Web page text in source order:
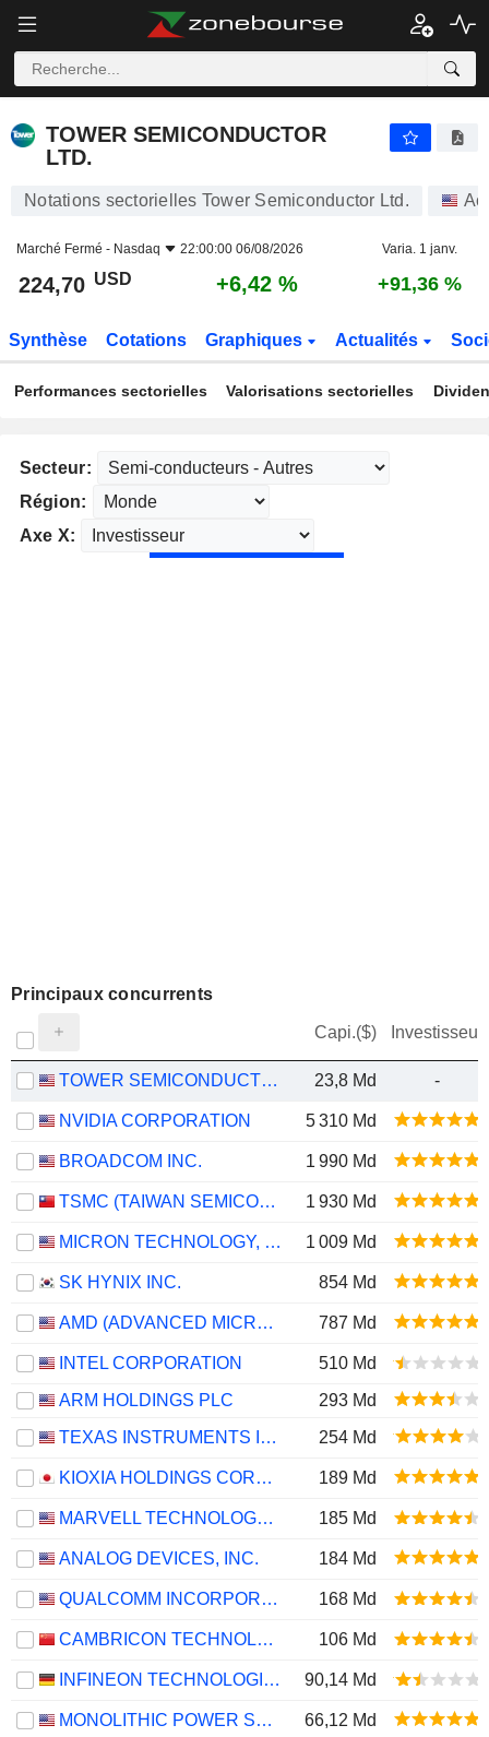
TOWER SEMICONDUCTOR
LTD.
Notations sectorielles Tower Semiconductor Ltd.
Marché Fermé - Nasdaq 22:00:00 06/08/2026 Varia. 1 janv.
224,70 USD +6,42 % +91,36 %
Synthèse Cotations Graphiques Actualités
Performances sectorielles Valorisations sectorielles
Secteur:
Région:
Axe X:
Principaux concurrents
Capi.($) Investisseur
TOWER SEMICONDUCTOR LTD. 23,8 Md -
NVIDIA CORPORATION 5 310 Md
BROADCOM INC. 1 990 Md
TSMC (TAIWAN SEMICONDUCTOR MANUFACTURING COMPANY) 1 930 Md
MICRON TECHNOLOGY, INC. 1 009 Md
SK HYNIX INC. 854 Md
AMD (ADVANCED MICRO DEVICES) 787 Md
INTEL CORPORATION
510 Md
ARM HOLDINGS PLC
293 Md
TEXAS INSTRUMENTS INCORPORATED
254 Md
KIOXIA HOLDINGS CORPORATION 189 Md
MARVELL TECHNOLOGY GROUP LTD 185 Md
ANALOG DEVICES, INC. 184 Md
QUALCOMM INCORPORATED 168 Md
CAMBRICON TECHNOLOGIES CORPORATION LIMITED 106 Md
INFINEON TECHNOLOGIES AG 90,14 Md
MONOLITHIC POWER SYSTEMS, INC. 66,12 Md